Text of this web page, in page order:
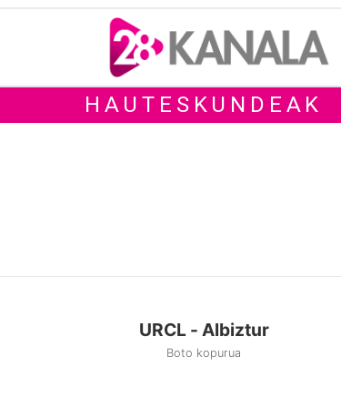
HAUTESKUNDEAK
URCL - Albiztur
Boto kopurua